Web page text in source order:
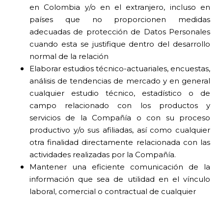
en Colombia y/o en el extranjero, incluso en
países que no proporcionen medidas
adecuadas de protección de Datos Personales
cuando esta se justifique dentro del desarrollo
normal de la relación
Elaborar estudios técnico-actuariales, encuestas,
análisis de tendencias de mercado y en general
cualquier estudio técnico, estadístico o de
campo relacionado con los productos y
servicios de la Compañía o con su proceso
productivo y/o sus afiliadas, así como cualquier
otra finalidad directamente relacionada con las
actividades realizadas por la Compañía.
Mantener una eficiente comunicación de la
información que sea de utilidad en el vínculo
laboral, comercial o contractual de cualquier